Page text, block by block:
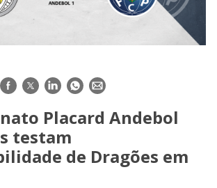
Facebook
TwitterLinkedInWhatsApp
E-
Placard Andebol
testam
de Dragões em